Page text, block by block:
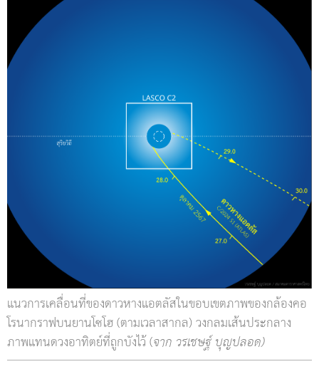
แนวการเคลื่อนที่ของดาวหางแอตลัสในขอบเขตภาพของกล้องคอ
โรนากราฟบนยานโซโฮ (ตามเวลาสากล) วงกลมเส้นประกลาง
ภาพแทนดวงอาทิตย์ที่ถูกบังไว้ (จาก วรเชษฐ์ บุญปลอด)